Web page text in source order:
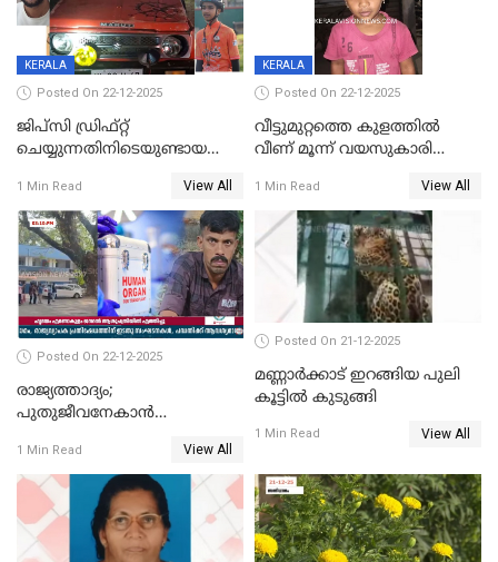
KERALA
Posted On 22-12-2025
ജിപ്സി ഡ്രിഫ്റ്റ്
ചെയ്യുന്നതിനിടെയുണ്ടായ
ദാരുണാന്ത്യം; ജീപ്സി
ഓടിച്ചയാൾ അറസ്റ്റിൽ.
1 Min Read View All
KERALA
Posted On 22-12-2025
വീട്ടുമുറ്റത്തെ കുളത്തിൽ
വീണ് മൂന്ന് വയസുകാരി
1 Min Read View All
Posted On 22-12-2025
രാജ്യത്താദ്യം;
പുതുജീവനേകാൻ
എറണാകുളം സർക്കാർ
ജനറൽ
ആശുപത്രിയിലെത്തിച്ചു
1 Min Read View All
Posted On 21-12-2025
മണ്ണാർക്കാട് ഇറങ്ങിയ പുലി
കൂട്ടിൽ കുടുങ്ങി
1 Min Read View All